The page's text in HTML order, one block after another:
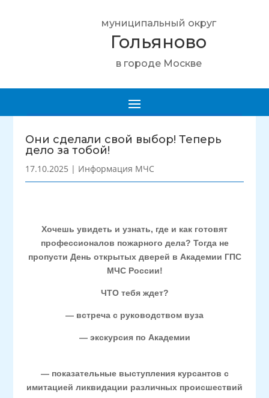
муниципальный округ
Гольяново
в городе Москве
Они сделали свой выбор! Теперь
дело за тобой!
17.10.2025 | Информация МЧС
Хочешь увидеть и узнать, где и как готовят
профессионалов пожарного дела? Тогда не
пропусти День открытых дверей в Академии ГПС
МЧС России!
ЧТО тебя ждет?
— встреча с руководством вуза
— экскурсия по Академии
— показательные выступления курсантов с
имитацией ликвидации различных происшествий